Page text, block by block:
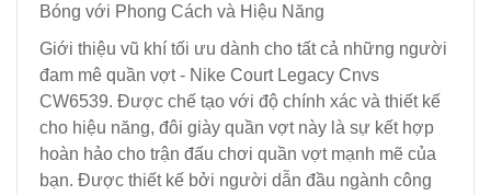
Bóng với Phong Cách và Hiệu Năng
Giới thiệu vũ khí tối ưu dành cho tất cả những người
đam mê quần vợt - Nike Court Legacy Cnvs
CW6539. Được chế tạo với độ chính xác và thiết kế
cho hiệu năng, đôi giày quần vợt này là sự kết hợp
hoàn hảo cho trận đấu chơi quần vợt mạnh mẽ của
bạn. Được thiết kế bởi người dẫn đầu ngành công